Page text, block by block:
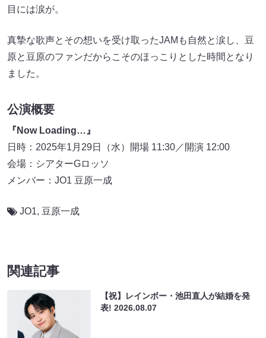
目には涙が。
真摯な歌声とその想いを受け取ったJAMも自然と涙し、豆
原と豆原のファンだからこそのほっこりとした時間となり
ました。
公演概要
『Now Loading…』
日時：2025年1月29日（水）開場 11:30／開演 12:00
会場：シアターGロッソ
メンバー：JO1 豆原一成
JO1, 豆原一成
関連記事
【祝】レインボー・池田直人が結婚を発
表!2026.08.07